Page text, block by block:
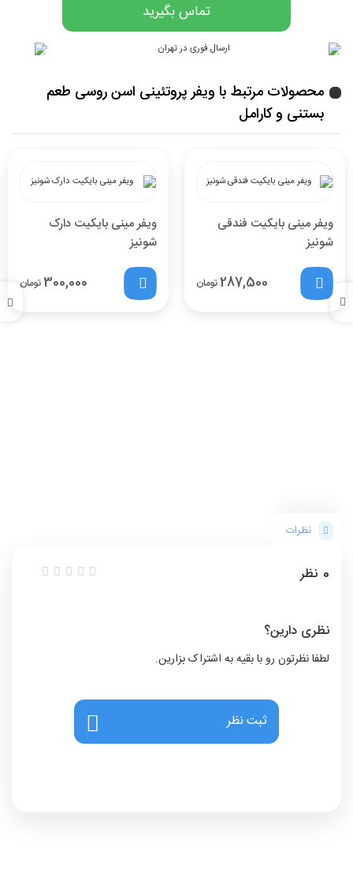
تماس بگیرید
محصولات مرتبط با ویفر پروتئینی اسن روسی طعم
بستنی و کارامل
ویفر مینی بایکیت فندقی
شونیز
287,500تومان
ویفر مینی بایکیت دارک
شونیز
300,000تومان
نظرات
0 نظر
نظری دارین؟
لطفا نظرتون رو با بقیه به اشتراک بزارین.
ثبت نظر